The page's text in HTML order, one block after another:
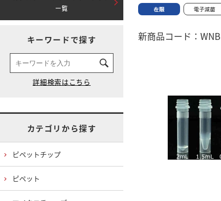
新商品コード：
一覧
キーワードで探す
カテゴリから探す
ピペットチップ
ピペット